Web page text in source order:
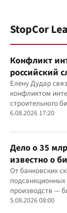
StopCor
Конфликт
российский
Елену Дудар
конфликтом
строительного
скандалов,
6.08.2026 17:20
Дело о 35
известно о
"Родовид
От банковских
производств —
Дядечко до сих
5.08.2026 08:00